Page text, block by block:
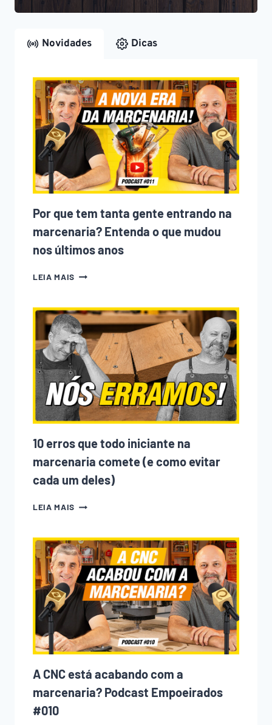
Novidades Dicas
Por que tem tanta gente entrando na
marcenaria? Entenda o que mudou
nos últimos anos
LEIA MAIS POR
TANTA
GENTE
ENTRANDO
NA
MARCENARIA?
ENTENDA
O
QUE
MUDOU
NOS
ÚLTIMOS
10 erros que todo iniciante na
marcenaria comete (e como evitar
cada um deles)
LEIA MAIS 10
TODO
INICIANTE
NA
MARCENARIA
COMETE
(E
COMO
EVITAR
CADA
UM
DELES)
A CNC está acabando com a
marcenaria? Podcast Empoeirados
#010